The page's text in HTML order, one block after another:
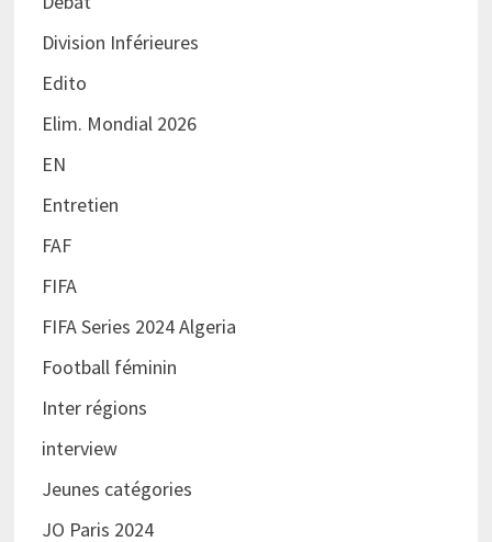
Division Inférieures
Edito
Elim. Mondial 2026
EN
Entretien
FAF
FIFA
FIFA Series 2024 Algeria
Football féminin
Inter régions
interview
Jeunes catégories
JO Paris 2024